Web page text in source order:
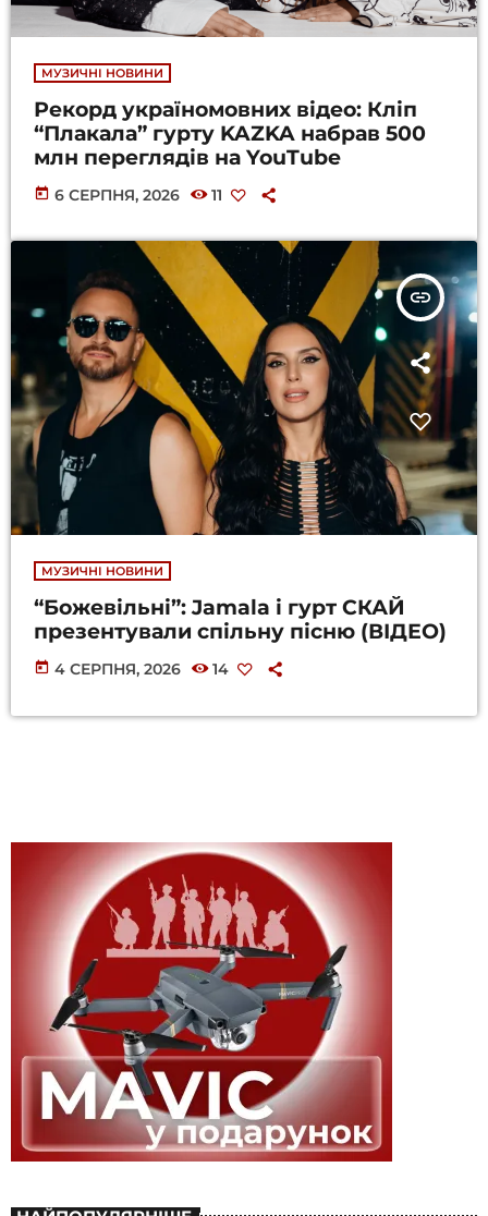
МУЗИЧНІ НОВИНИ
Рекорд україномовних відео: Кліп
“Плакала” гурту KAZKA набрав 500
млн переглядів на YouTube
today 6 СЕРПНЯ, 2026 11
insert_link
МУЗИЧНІ НОВИНИ
“Божевільні”: Jamala і гурт СКАЙ
презентували спільну пісню (ВІДЕО)
today 4 СЕРПНЯ, 2026 14